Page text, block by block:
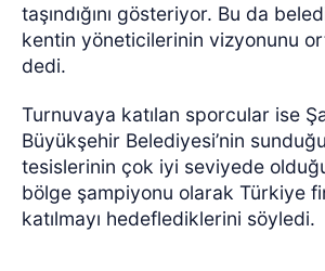
taşındığını gösteriyor. Bu da
kentin yöneticilerinin vizyonunu
dedi.
Turnuvaya katılan sporcular ise
Büyükşehir Belediyesi’nin
tesislerinin çok iyi seviyede
bölge şampiyonu olarak Türkiye
katılmayı hedeflediklerini söyledi.